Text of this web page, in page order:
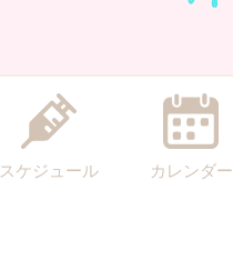
スケジュール カレンダー